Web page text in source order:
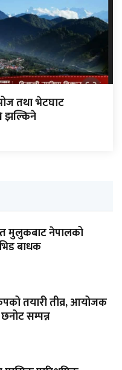
तथा भेटघाट
झल्किने
मुलुकबाट नेपालको
बाधक
तयारी तीव्र, आयोजक
सम्पन्न